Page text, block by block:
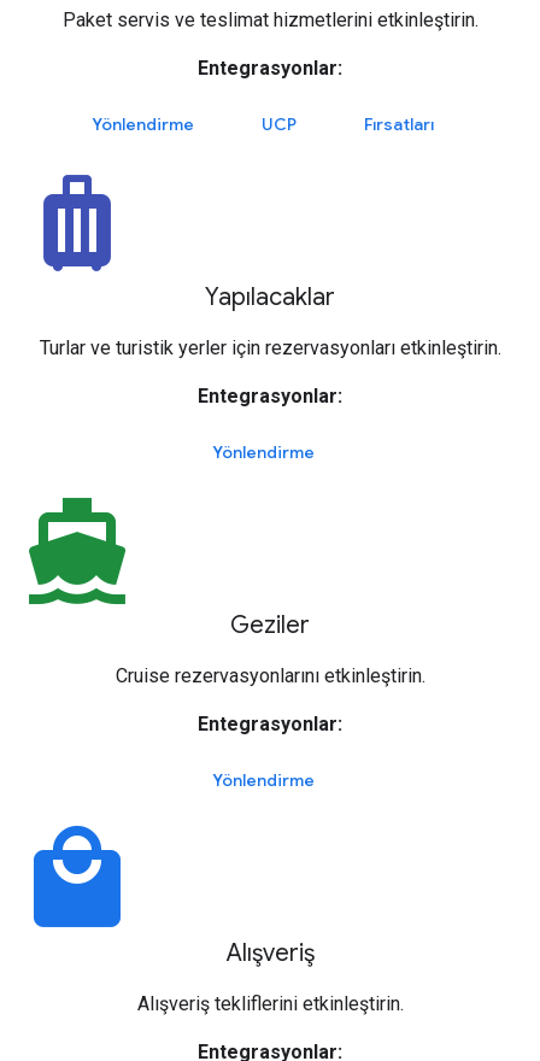
Paket servis ve teslimat hizmetlerini etkinleştirin.
Entegrasyonlar:
Yönlendirme UCP Fırsatları
luggage
Yapılacaklar
Turlar ve turistik yerler için rezervasyonları etkinleştirin.
Entegrasyonlar:
Yönlendirme
directions_boat
Geziler
Cruise rezervasyonlarını etkinleştirin.
Entegrasyonlar:
Yönlendirme
local_mall
Alışveriş
Alışveriş tekliflerini etkinleştirin.
Entegrasyonlar: